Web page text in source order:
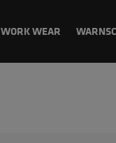
WORK WEAR